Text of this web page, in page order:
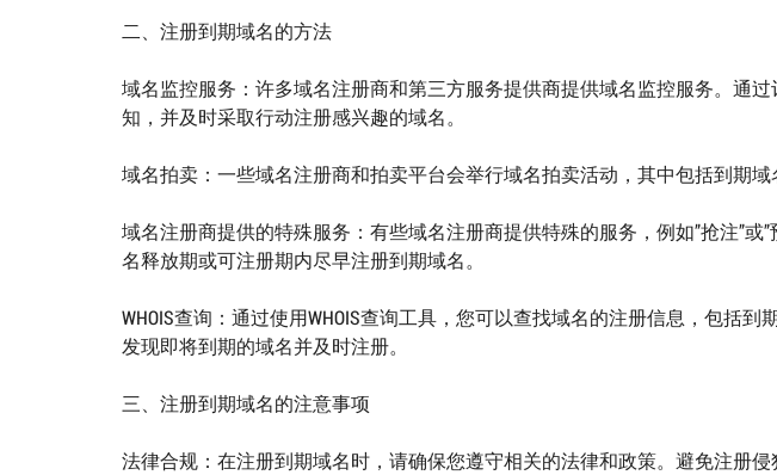
二、注册到期域名的方法
域名监控服务：许多域名注册商和第三方服务提供商提供域名监控服务。通
知，并及时采取行动注册感兴趣的域名。
域名拍卖：一些域名注册商和拍卖平台会举行域名拍卖活动，其中包括到期域
域名注册商提供的特殊服务：有些域名注册商提供特殊的服务，例如”抢注”或
名释放期或可注册期内尽早注册到期域名。
WHOIS查询：通过使用WHOIS查询工具，您可以查找域名的注册信息，包括到
发现即将到期的域名并及时注册。
三、注册到期域名的注意事项
法律合规：在注册到期域名时，请确保您遵守相关的法律和政策。避免注册